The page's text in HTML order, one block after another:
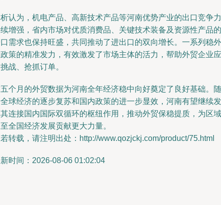
认为，机电产品、高新技术产品等河南优势产业的出口竞争力
增强，省内市场对优质消费品、关键技术装备及资源性产品的
需求也保持旺盛，共同推动了进出口的双向增长。一系列稳外
策的精准发力，有效激发了市场主体的活力，帮助外贸企业应
战、抢抓订单。
个月的外贸数据为河南全年经济稳中向好奠定了良好基础。随
球经济的逐步复苏和国内政策的进一步显效，河南有望继续发
连接国内国际双循环的枢纽作用，推动外贸保稳提质，为区域
全国经济发展贡献更大力量。
转载，请注明出处：http://www.qozjckj.com/product/75.html
时间：2026-08-06 01:02:04